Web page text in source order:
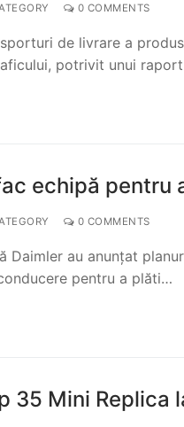
0 COMMENTS
de livrare a
potrivit unui
echipă pentru
0 COMMENTS
Daimler au anunțat
pentru a plăti…
35 Mini